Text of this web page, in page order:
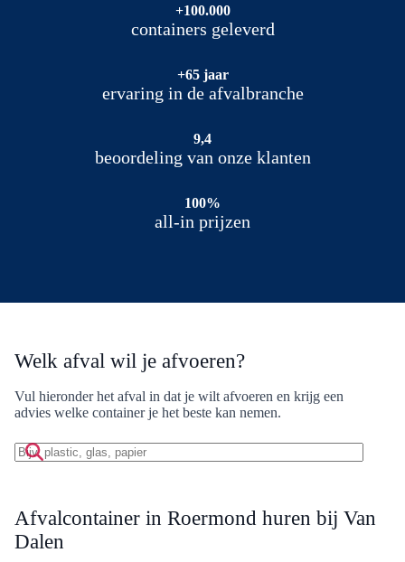
+100.000
containers geleverd
+65 jaar
ervaring in de afvalbranche
9,4
beoordeling van onze klanten
100%
all-in prijzen
Welk afval wil je afvoeren?
Vul hieronder het afval in dat je wilt afvoeren en krijg een
advies welke container je het beste kan nemen.
op
Afvalcontainer in Roermond huren bij Van
Dalen